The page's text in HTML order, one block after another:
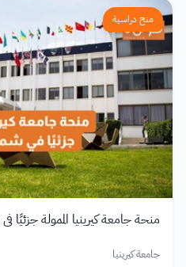
منح دراسية
منحة جامعة كيرينيا الممولة
جامعة كيرينيا